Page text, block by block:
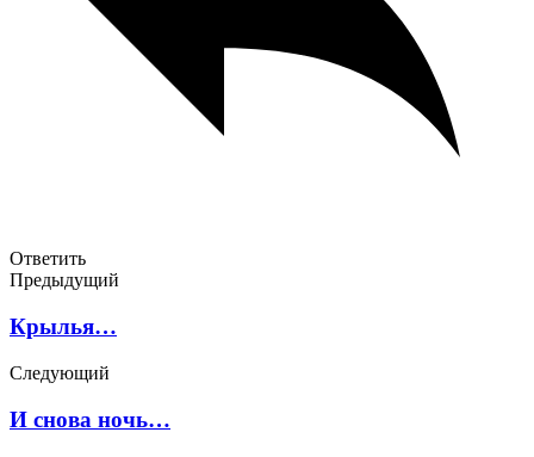
Ответить
Предыдущий
Крылья…
Следующий
И снова ночь…